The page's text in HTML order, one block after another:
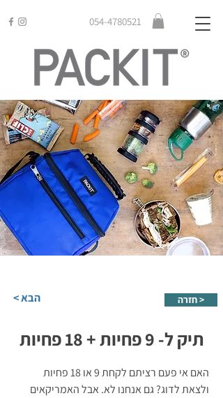
054-4780521
< הבא חזרה >
תיק ל- 9 פחיות + 18 פחיות
האם אי פעם רציתם לקחת 9 או 18 פחיות
ולצאת לדוג? גם אנחנו לא. אבל האמריקאים